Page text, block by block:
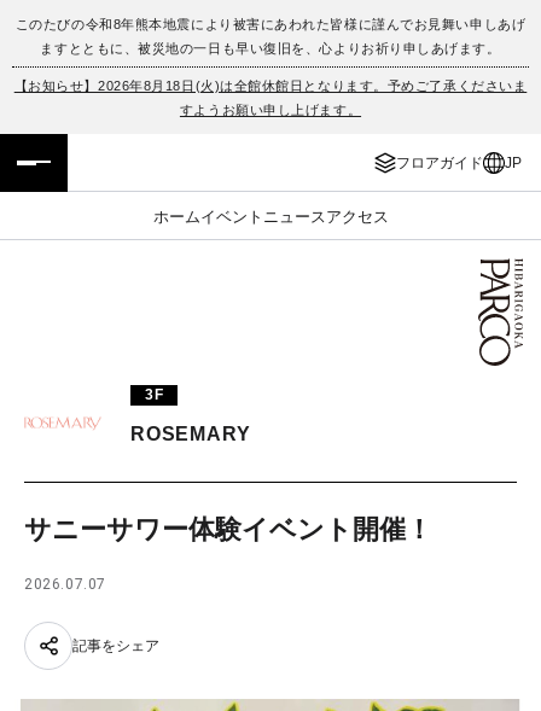
このたびの令和8年熊本地震により被害にあわれた皆様に謹んでお見舞い申しあげ
ますとともに、被災地の一日も早い復旧を、心よりお祈り申しあげます。
【お知らせ】2026年8月18日(火)は全館休館日となります。予めご了承くださいま
すようお願い申し上げます。
フロアガイド JP
ホームイベント ニュース アクセス
フロアガイド
イベント・ポップアップ
ニュース
PARCOメンバーズ
ENGLISH
簡体字
한국어
3F
ROSEMARY
サニーサワー体験イベント開催！
2026.07.07
記事をシェア